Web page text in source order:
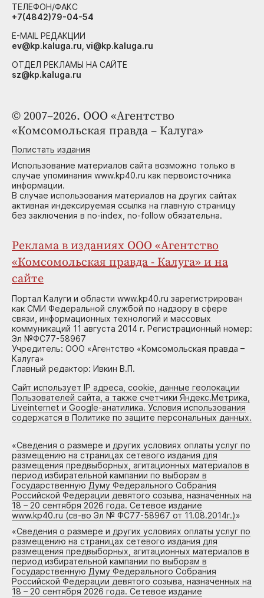
© 2007–2026. ООО «Агентство
«Комсомольская правда – Калуга»
Полистать издания
Использование материалов сайта возможно только в
случае упоминания www.kp40.ru как первоисточника
информации.
В случае использования материалов на других сайтах
активная индексируемая ссылка на главную страницу
без заключения в no-index, no-follow обязательна.
Реклама в изданиях ООО «Агентство
«Комсомольская правда - Калуга» и на
сайте
Портал Калуги и области www.kp40.ru зарегистрирован
как СМИ Федеральной службой по надзору в сфере
связи, информационных технологий и массовых
коммуникаций 11 августа 2014 г. Регистрационный номер:
Эл №ФС77-58967
Учредитель: ООО «Агентство «Комсомольская правда –
Калуга»
Главный редактор: Ивкин В.П.
Сайт использует IP адреса, cookie, данные геолокации
Пользователей сайта, а также счетчики Яндекс.Метрика,
Liveinternet и Google-анатилика. Условия использования
содержатся в Политике по защите персональных данных.
«Сведения о размере и других условиях оплаты услуг по
размещению на страницах сетевого издания для
размещения предвыборных, агитационных материалов в
период избирательной кампании по выборам в
Государственную Думу Федерального Собрания
Российской Федерации девятого созыва, назначенных на
18 – 20 сентября 2026 года. Сетевое издание
www.kp40.ru (св-во Эл № ФС77-58967 от 11.08.2014г.)»
«Сведения о размере и других условиях оплаты услуг по
размещению на страницах сетевого издания для
размещения предвыборных, агитационных материалов в
период избирательной кампании по выборам в
Государственную Думу Федерального Собрания
Российской Федерации девятого созыва, назначенных на
18 – 20 сентября 2026 года. Сетевое издание
ТЕЛЕФОН/ФАКС
+7(4842)79-04-54
E-MAIL РЕДАКЦИИ
ev@kp.kaluga.ru, vi@kp.kaluga.ru
ОТДЕЛ РЕКЛАМЫ НА САЙТЕ
sz@kp.kaluga.ru